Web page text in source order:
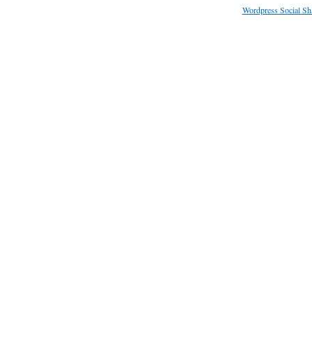
Wordpress Social